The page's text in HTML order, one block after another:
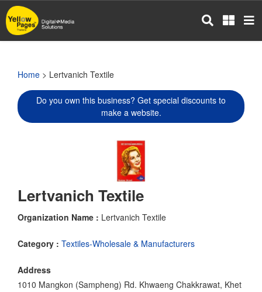
Skip
to
main
Home > Lertvanich Textile
Do you own this business? Get special discounts to
make a website.
Lertvanich Textile
Organization Name : Lertvanich Textile
Category : Textiles-Wholesale & Manufacturers
Address
1010 Mangkon (Sampheng) Rd. Khwaeng Chakkrawat, Khet